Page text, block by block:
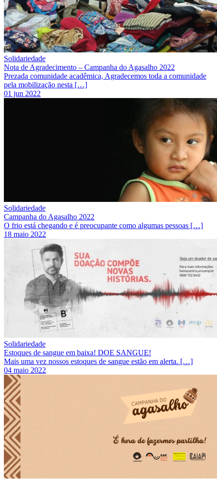
Solidariedade
Nota de Agradecimento – Campanha do Agasalho 2022
Prezada comunidade acadêmica, Agradecemos toda a comunidade
pela mobilização nesta […]
01 jun 2022
Solidariedade
Campanha do Agasalho 2022
O frio está chegando e é preocupante como algumas pessoas […]
18 maio 2022
Solidariedade
Estoques de sangue em baixa! DOE SANGUE!
Mais uma vez nossos estoques de sangue estão em alerta. […]
04 maio 2022